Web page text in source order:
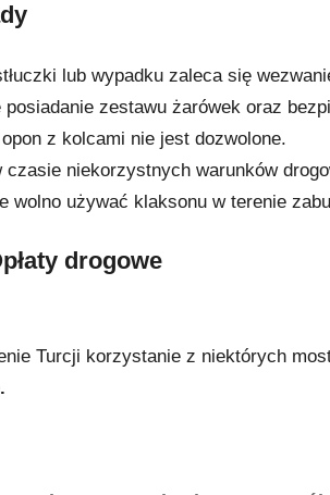
lub wypadku zaleca się
posiadanie zestawu żarówek oraz
z kolcami nie jest dozwolone.
czasie niekorzystnych warunków
wolno używać klaksonu w terenie
drogowe
Turcji korzystanie z niektórych